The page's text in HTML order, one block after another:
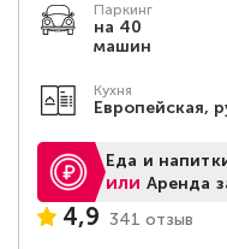
Паркинг
на 40
машин
Кухня
Европейская,
Еда и
или Аренда
4,9 341 отзыв